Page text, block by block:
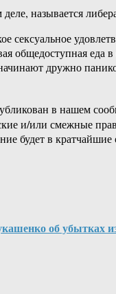
называется
сексуальное
общедоступная еда
дружно
в нашем
и/или смежные
будет в
об убытках